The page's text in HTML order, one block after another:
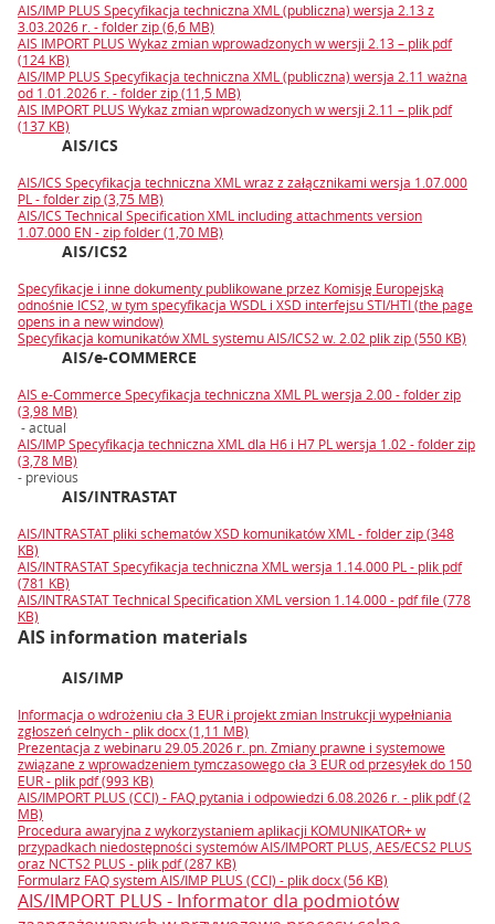
AIS/IMP PLUS Specyfikacja techniczna XML (publiczna) wersja 2.13 z
3.03.2026 r. - folder zip (6,6 MB)
AIS IMPORT PLUS Wykaz zmian wprowadzonych w wersji 2.13 – plik pdf
(124 KB)
AIS/IMP PLUS Specyfikacja techniczna XML (publiczna) wersja 2.11 ważna
od 1.01.2026 r. - folder zip (11,5 MB)
AIS IMPORT PLUS Wykaz zmian wprowadzonych w wersji 2.11 – plik pdf
(137 KB)
AIS/ICS
AIS/ICS Specyfikacja techniczna XML wraz z załącznikami wersja 1.07.000
PL - folder zip (3,75 MB)
AIS/ICS Technical Specification XML including attachments version
1.07.000 EN - zip folder (1,70 MB)
AIS/ICS2
Specyfikacje i inne dokumenty publikowane przez Komisję Europejską
odnośnie ICS2, w tym specyfikacja WSDL i XSD interfejsu STI/HTI (the page
opens in a new window)
Specyfikacja komunikatów XML systemu AIS/ICS2 w. 2.02 plik zip (550 KB)
AIS/e-COMMERCE
AIS e-Commerce Specyfikacja techniczna XML PL wersja 2.00 - folder zip
(3,98 MB)
- actual
AIS/IMP Specyfikacja techniczna XML dla H6 i H7 PL wersja 1.02 - folder zip
(3,78 MB)
- previous
AIS/INTRASTAT
AIS/INTRASTAT pliki schematów XSD komunikatów XML - folder zip (348
KB)
AIS/INTRASTAT Specyfikacja techniczna XML wersja 1.14.000 PL - plik pdf
(781 KB)
AIS/INTRASTAT Technical Specification XML version 1.14.000 - pdf file (778
KB)
AIS information materials
AIS/IMP
Informacja o wdrożeniu cła 3 EUR i projekt zmian Instrukcji wypełniania
zgłoszeń celnych - plik docx (1,11 MB)
Prezentacja z webinaru 29.05.2026 r. pn. Zmiany prawne i systemowe
związane z wprowadzeniem tymczasowego cła 3 EUR od przesyłek do 150
EUR - plik pdf (993 KB)
AIS/IMPORT PLUS (CCI) - FAQ pytania i odpowiedzi 6.08.2026 r. - plik pdf (2
MB)
Procedura awaryjna z wykorzystaniem aplikacji KOMUNIKATOR+ w
przypadkach niedostępności systemów AIS/IMPORT PLUS, AES/ECS2 PLUS
oraz NCTS2 PLUS - plik pdf (287 KB)
Formularz FAQ system AIS/IMP PLUS (CCI) - plik docx (56 KB)
AIS/IMPORT PLUS - Informator dla podmiotów